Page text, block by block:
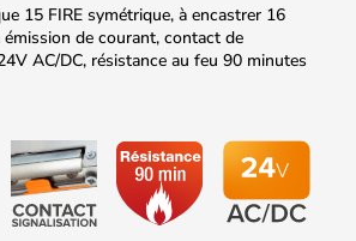
15 FIRE symétrique, à encastrer 16
de courant, contact de
AC/DC, résistance au feu 90 minutes